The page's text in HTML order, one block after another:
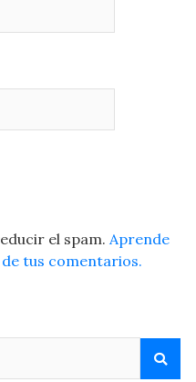
el spam. Aprende
tus comentarios.